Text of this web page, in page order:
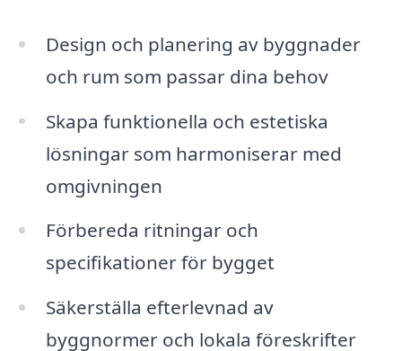
Design och planering av byggnader
och rum som passar dina behov
Skapa funktionella och estetiska
lösningar som harmoniserar med
omgivningen
Förbereda ritningar och
specifikationer för bygget
Säkerställa efterlevnad av
byggnormer och lokala föreskrifter